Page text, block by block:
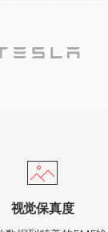
视觉保真度